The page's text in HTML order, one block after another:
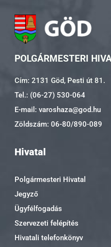
POLGÁRMESTERI
Cím: 2131 Göd, Pesti út 81.
Tel.: (06-27) 530-064
E-mail: varoshaza@god.hu
Zöldszám: 06-80/890-089
Hivatal
Polgármesteri Hivatal
Jegyző
Ügyfélfogadás
Szervezeti felépítés
Hivatali telefonkönyv